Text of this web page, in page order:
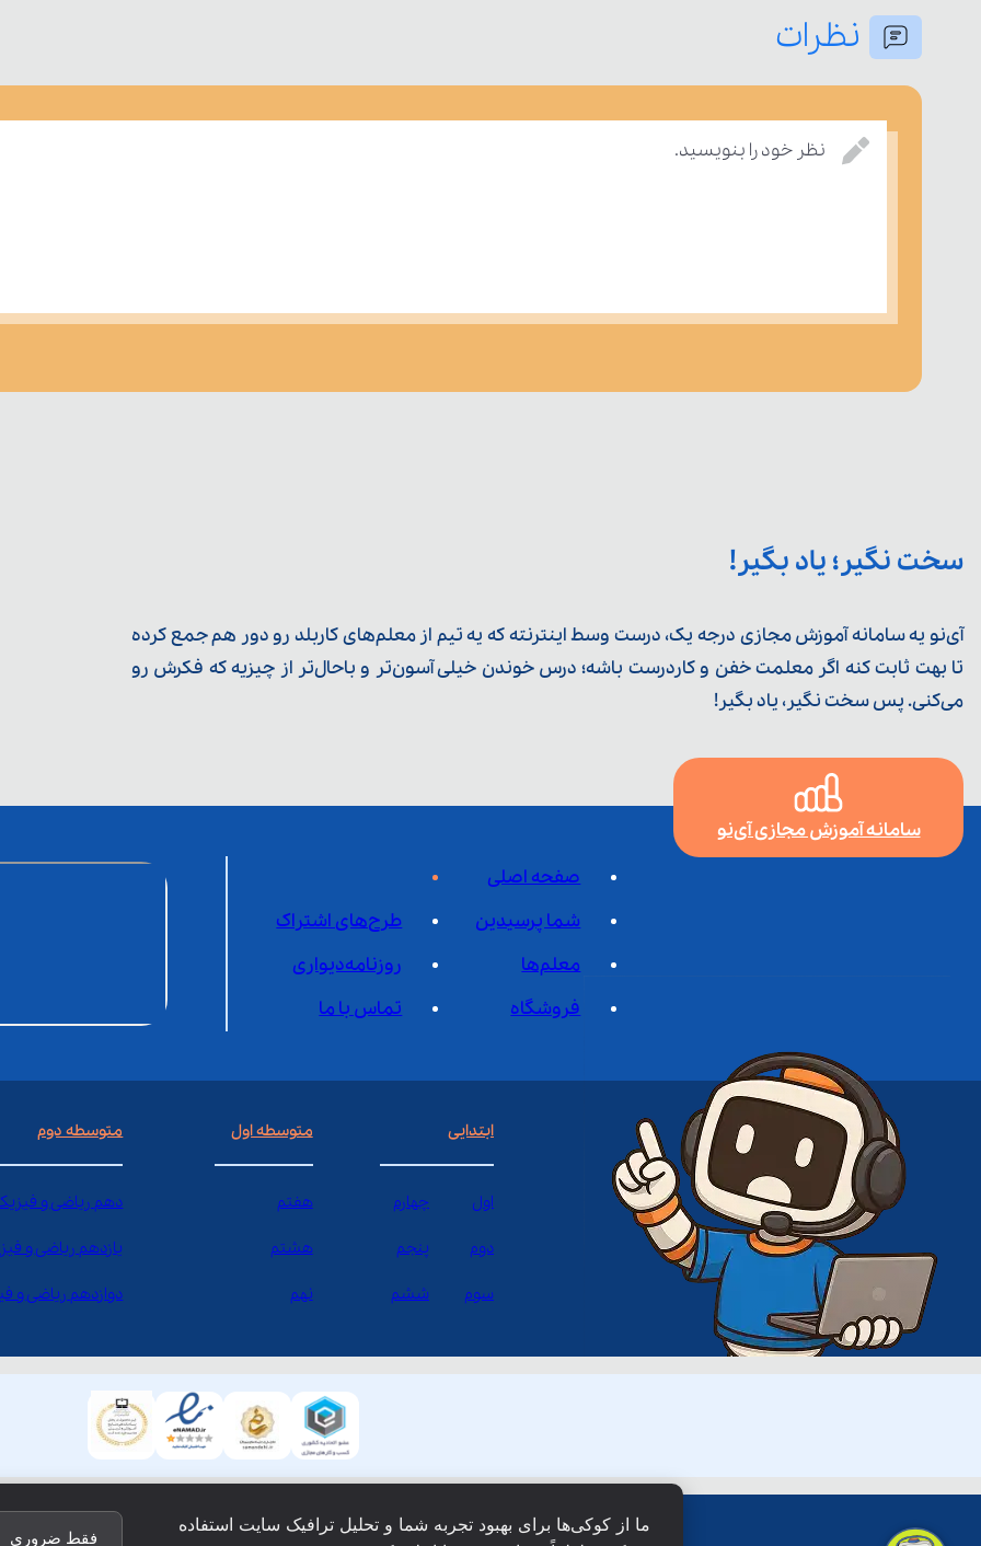
نظرات
نظر خود را بنویسید.
سخت نگیر؛ یاد بگیر!
آی‌نو یه سامانه آموزش مجازی درجه یک، درست وسط اینترنته که یه تیم از معلم‌‌های کاربلد رو دور هم جمع کرده
تا بهت ثابت کنه اگر معلمت خفن و کاردرست باشه؛ درس خوندن خیلی آسون‌تر و باحال‌تر از چیزیه که فکرش رو
می‌کنی. پس سخت نگیر، یاد بگیر!
سامانه آموزش مجازی آی‌نو
صفحه اصلی
شما پرسیدین
طرح‌های اشتراک
معلم‌ها
روزنامه‌دیواری
فروشگاه
تماس با ما
ابتدایی
اول چهارم
دوم پنجم
سوم ششم
متوسطه اول
هفتم
هشتم
نهم
متوسطه دوم
دهم ریاضی و
یازدهم ریاضی و
دوازدهم ریاضی و
ما از کوکی‌ها برای بهبود تجربه شما و تحلیل ترافیک سایت استفاده
فقط ضروری